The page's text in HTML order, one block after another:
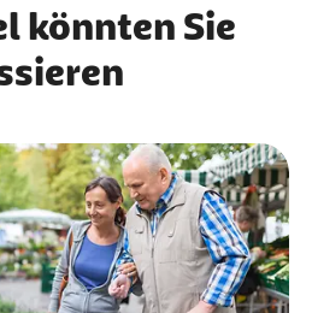
könnten Sie